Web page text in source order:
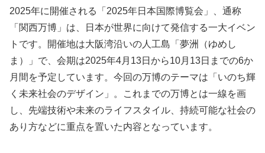
2025年に開催される「2025年日本国際博覧会」、通称
「関西万博」は、日本が世界に向けて発信する一大イベン
トです。開催地は大阪湾沿いの人工島「夢洲（ゆめし
ま）」で、会期は2025年4月13日から10月13日までの6か
月間を予定しています。今回の万博のテーマは「いのち輝
く未来社会のデザイン」。これまでの万博とは一線を画
し、先端技術や未来のライフスタイル、持続可能な社会の
あり方などに重点を置いた内容となっています。